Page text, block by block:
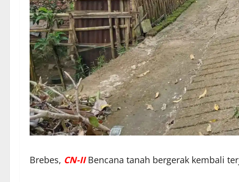
Brebes, CN-IIBencana tanah bergerak kembali